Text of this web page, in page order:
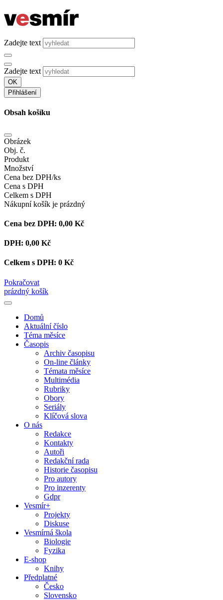
Zadejte text
Zadejte text
OK
Přihlášení
Obsah košíku
Obrázek
Obj. č.
Produkt
Množství
Cena bez DPH/ks
Cena s DPH
Celkem s DPH
Nákupní košík je prázdný
Cena bez DPH: 0,00 Kč
DPH: 0,00 Kč
Celkem s DPH: 0 Kč
Pokračovat
prázdný košík
Domů
Aktuální číslo
Téma měsíce
Časopis
Archiv časopisu
On-line články
Témata měsíce
Multimédia
Rubriky
Obory
Seriály
Klíčová slova
O nás
Redakce
Kontakty
Autoři
Redakční rada
Historie časopisu
Pro autory
Pro inzerenty
Gdpr
Vesmír+
Projekty
Diskuse
Vesmírná škola
Biologie
Fyzika
E-shop
Knihy
Předplatné
Česko
Slovensko